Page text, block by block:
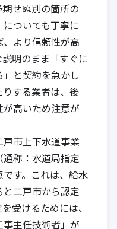
せぬ別の箇所の
ついても丁寧に
より信頼性が高
明のまま「すぐに
と契約を急かし
する業者は、後
高いため注意が
市上下水道事業
称：水道局指定
す。これは、給水
二戸市から認定
受けるためには、
主任技術者」が